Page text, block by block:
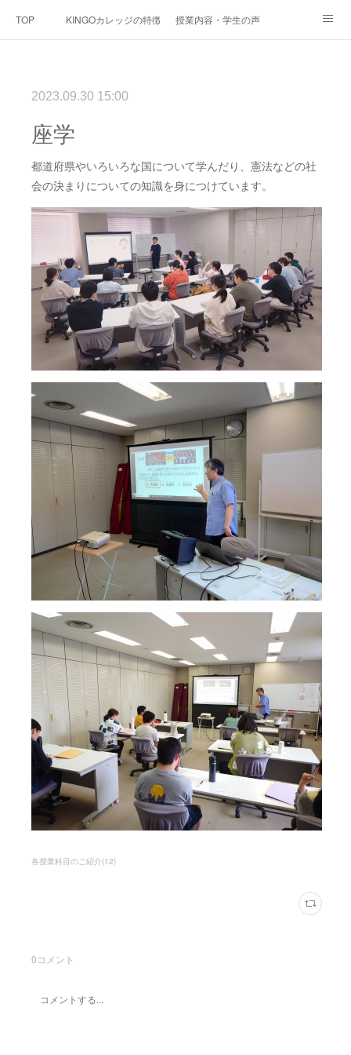
TOP KINGOカレッジの特徴 授業内容・学生の声
2023.09.30 15:00
座学
都道府県やいろいろな国について学んだり、憲法などの社
会の決まりについての知識を身につけています。
各授業科目のご紹介(12)
0コメント